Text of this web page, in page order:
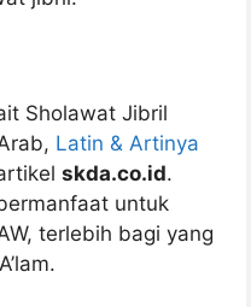
Sholawat Jibril
Latin & Artinya
skda.co.id.
untuk
terlebih bagi yang